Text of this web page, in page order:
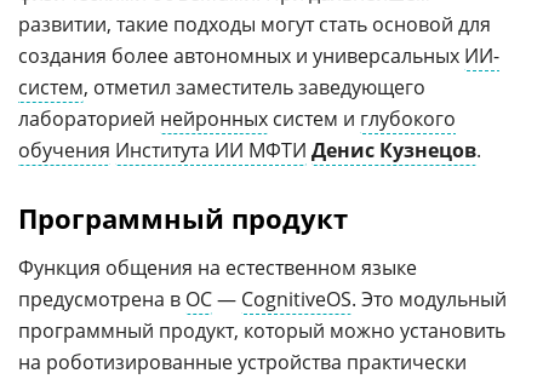
развитии, такие подходы могут стать основой для
создания более автономных и универсальных ИИ-
систем, отметил заместитель заведующего
лабораторией нейронных систем и глубокого
обучения Института ИИ МФТИ Денис Кузнецов.
Программный продукт
Функция общения на естественном языке
предусмотрена в ОС— CognitiveOS. Это модульный
программный продукт, который можно установить
на роботизированные устройства практически